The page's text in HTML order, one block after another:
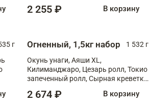
XL, запеч. ролл Крабик Хот
2 255 ₽ В корзину
г
Огненный, 1,5кг набор
1 532 г
Окунь унаги, Аяши XL,
Килиманджаро, Цезарь ролл, Токио
запеченный ролл, Сырная креветка
2 674 ₽ В корзину